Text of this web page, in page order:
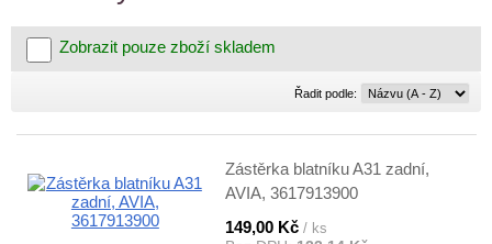
Zobrazit pouze zboží skladem
Řadit podle: Řadit
podle:
Zástěrka blatníku A31 zadní,
AVIA, 3617913900
149,00 Kč / ks